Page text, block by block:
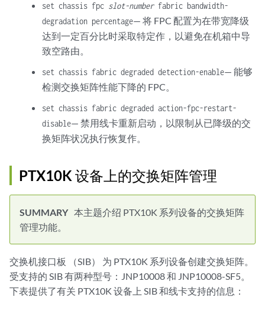
set chassis fpc slot-numberfabric bandwidth-
degradation percentage— 将 FPC 配置为在带宽降级
达到一定百分比时采取特定作，以避免在机箱中导
致空路由。
set chassis fabric degraded detection-enable— 能够
检测交换矩阵性能下降的 FPC。
set chassis fabric degraded action-fpc-restart-
disable— 禁用线卡重新启动，以限制从已降级的交
换矩阵状况执行恢复作。
PTX10K 设备上的交换矩阵管理
本主题介绍 PTX10K 系列设备的交换矩阵
管理功能。
交换机接口板 （SIB） 为 PTX10K 系列设备创建交换矩阵。
受支持的 SIB 有两种型号：JNP10008 和 JNP10008-SF5。
下表提供了有关 PTX10K 设备上 SIB 和线卡支持的信息：